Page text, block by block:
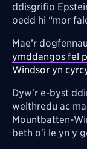
ddisgrifio
oedd hi “mor
Mae’r
ymddangos fel
Windsor yn
Dyw'r e-byst
weithredu ac
Mountbatten-
beth o'i le yn y